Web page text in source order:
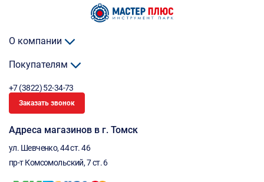
О компании
Покупателям
+7 (3822) 52-34-73
Заказать звонок
Адреса магазинов в г. Томск
ул. Шевченко, 44 ст. 46
пр-т Комсомольский, 7 ст. 6